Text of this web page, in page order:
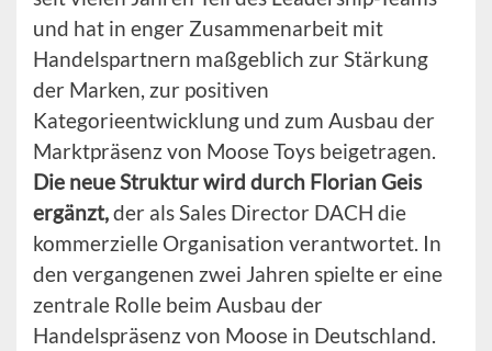
und hat in enger Zusammenarbeit mit
Handelspartnern maßgeblich zur Stärkung
der Marken, zur positiven
Kategorieentwicklung und zum Ausbau der
Marktpräsenz von Moose Toys beigetragen.
Die neue Struktur wird durch Florian Geis
ergänzt,der als Sales Director DACH die
kommerzielle Organisation verantwortet. In
den vergangenen zwei Jahren spielte er eine
zentrale Rolle beim Ausbau der
Handelspräsenz von Moose in Deutschland.